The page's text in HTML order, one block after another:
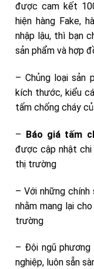
được cam kết
hiện hàng Fake,
nhập lậu, thì bạn
sản phẩm và hợp
– Chủng loại sản
kích thước, kiểu
tấm chống cháy
– Báo giá tấm
được cập nhật
thị trường
– Với những
nhằm mang lại
trường
– Đội ngũ phương
nghiệp, luôn sẵn